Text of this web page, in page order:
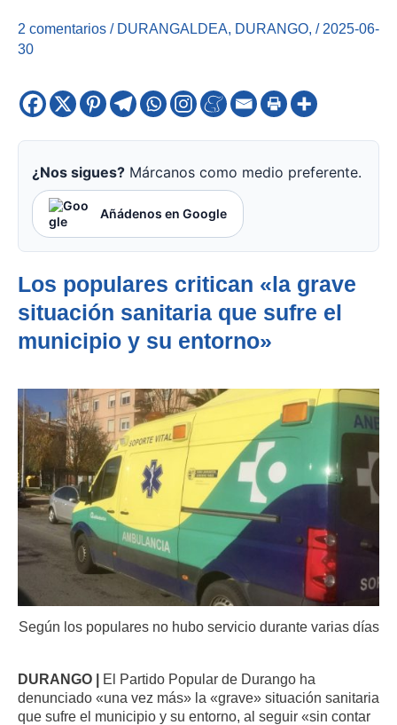
2 comentarios / DURANGALDEA, DURANGO, / 2025-06-
30
¿Nos sigues? Márcanos como medio preferente.
Añádenos en Google
Los populares critican «la grave
situación sanitaria que sufre el
municipio y su entorno»
Según los populares no hubo servicio durante varias días
DURANGO | El Partido Popular de Durango ha
denunciado «una vez más» la «grave» situación sanitaria
que sufre el municipio y su entorno, al seguir «sin contar